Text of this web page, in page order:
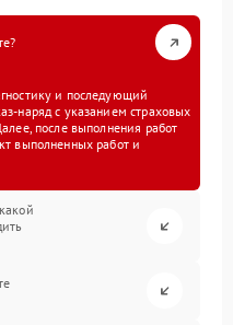
и последующий
наряд с указанием страховых
после выполнения работ
выполненных работ и